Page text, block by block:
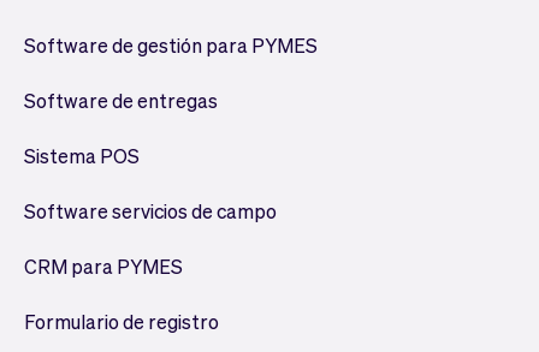
Software de gestión para PYMES
Software de entregas
Sistema POS
Software servicios de campo
CRM para PYMES
Formulario de registro